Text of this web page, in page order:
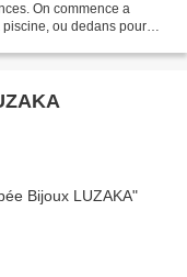
On commence a
ou dedans pour